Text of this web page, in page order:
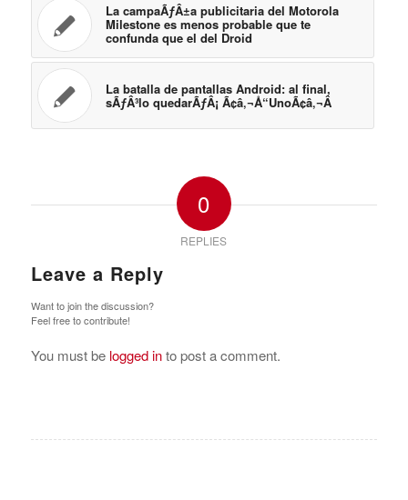
La campaÃƒÂ±a publicitaria del Motorola
Milestone es menos probable que te
confunda que el del Droid
La batalla de pantallas Android: al final,
sÃƒÂ³lo quedarÃƒÂ¡ Ã¢â‚¬Å“UnoÃ¢â‚¬Â
0
REPLIES
Leave a Reply
Want to join the discussion?
Feel free to contribute!
You must be logged into post a comment.